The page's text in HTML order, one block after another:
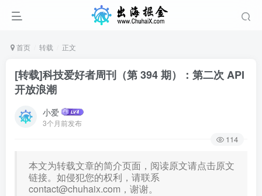
首页 转载 正文
[转载]科技爱好者周刊（第 394 期）：第二次 API
开放浪潮
小爱
3个月前发布
114
本文为转载文章的简介页面，阅读原文请点击原文
链接。如侵犯您的权利，请联系
contact@chuhaix.com ，谢谢。